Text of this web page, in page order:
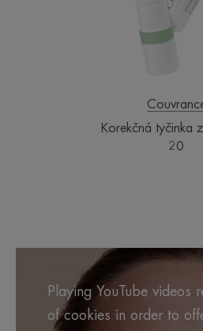
Korekčná tyčinka
20
Playing YouTube videos
of cookies in order to